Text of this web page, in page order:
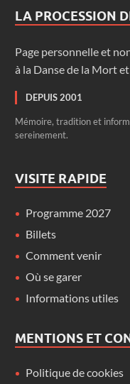
LA PROCESSION
Page personnelle et
à la Danse de la Mort
DEPUIS 2001
Mémoire, tradition et
sereinement.
VISITE RAPIDE
Programme 2027
Billets
Comment venir
Où se garer
Informations utiles
MENTIONS ET
Politique de cookies